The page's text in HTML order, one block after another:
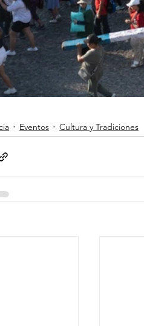
Eventos Cultura y Tradiciones